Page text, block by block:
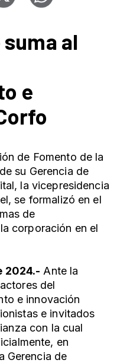
al
e
de Fomento de la
su Gerencia de
la vicepresidencia
se formalizó en el
de
corporación en el
2024.- Ante la
del
e innovación
e invitados
con la cual
en
Gerencia de